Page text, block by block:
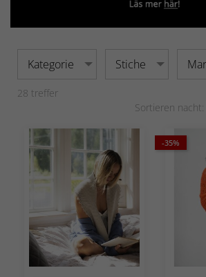
Kategorie Stiche
28 treffer
Sortieren nacht:
-35%